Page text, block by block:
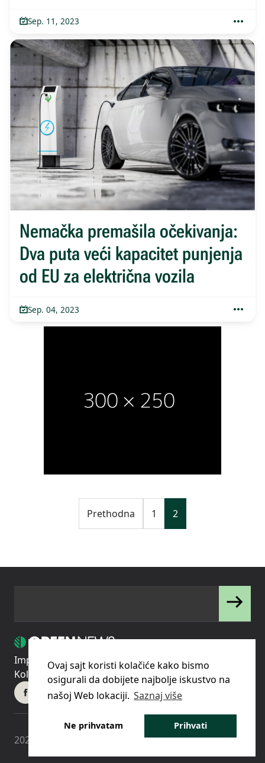
Sep. 11, 2023
Nemačka premašila očekivanja:
Dva puta veći kapacitet punjenja
od EU za električna vozila
Sep. 04, 2023
Prethodna 1 2
Impressum Uslovi korišćenjaPolitika privatnosti
Kolačići
Pravila o korišćenju kolačića (cookies)
2023 © - Green News d.o.o
Ovaj sajt koristi kolačiće kako bismo
osigurali da dobijete najbolje iskustvo na
našoj Web lokaciji. Saznaj više
Ne prihvatam Prihvati